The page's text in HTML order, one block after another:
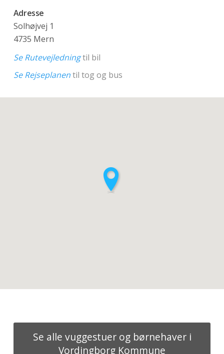
Adresse
Solhøjvej 1
4735 Mern
Se Rutevejledningtil bil
Se Rejseplanentil tog og bus
Se alle vuggestuer og børnehaver i
Vordingborg Kommune